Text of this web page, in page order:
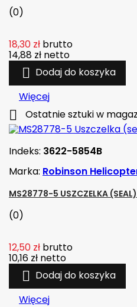
(0)
18,30 zł brutto
14,88 zł netto
 Dodaj do koszyka
Więcej
 Ostatnie sztuki w
Indeks: 3622-5854B
Marka: Robinson
MS28778-5 USZCZELKA (SEAL)
(0)
12,50 zł brutto
10,16 zł netto
 Dodaj do koszyka
Więcej